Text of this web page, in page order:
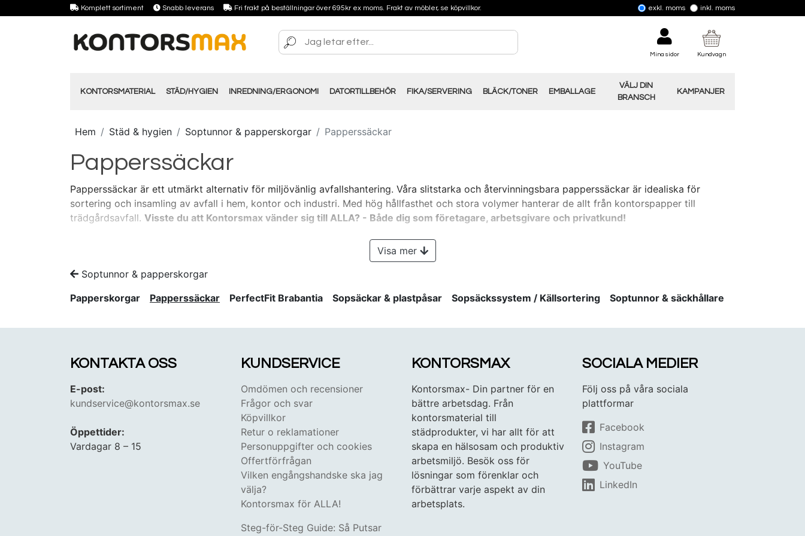
Komplett sortiment Snabb leverans Fri frakt på beställningar över 695kr ex moms. Frakt av möbler, se köpvillkor. exkl. moms inkl. moms
Mina sidor Kundvagn
KONTORSMATERIAL STÄD/HYGIEN INREDNING/ERGONOMI DATORTILLBEHÖR FIKA/SERVERING BLÄCK/TONER EMBALLAGE
VÄLJ DIN
BRANSCH
KAMPANJER
Hem Städ & hygien Soptunnor & papperskorgar Papperssäckar
Papperssäckar
Papperssäckar är ett utmärkt alternativ för miljövänlig avfallshantering. Våra slitstarka och återvinningsbara papperssäckar är idealiska för
sortering och insamling av avfall i hem, kontor och industri. Med hög hållfasthet och stora volymer hanterar de allt från kontorspapper till
trädgårdsavfall. Visste du att Kontorsmax vänder sig till ALLA? - Både dig som företagare, arbetsgivare och privatkund!
Visa mer
Soptunnor & papperskorgar
Papperskorgar
Papperssäckar PerfectFit Brabantia Sopsäckar & plastpåsar Sopsäckssystem / Källsortering Soptunnor & säckhållare
KONTAKTA OSS
E-post:
kundservice@kontorsmax.se
Öppettider:
Vardagar 8 – 15
KUNDSERVICE
Omdömen och recensioner
Frågor och svar
Köpvillkor
Retur o reklamationer
Personuppgifter och cookies
Offertförfrågan
Vilken engångshandske ska jag
välja?
Kontorsmax för ALLA!
Steg-för-Steg Guide: Så Putsar
KONTORSMAX
Kontorsmax- Din partner för en
bättre arbetsdag. Från
kontorsmaterial till
städprodukter, vi har allt för att
skapa en hälsosam och produktiv
arbetsmiljö. Besök oss för
lösningar som förenklar och
förbättrar varje aspekt av din
arbetsplats.
SOCIALA MEDIER
Följ oss på våra sociala
plattformar
Facebook
Instagram
YouTube
LinkedIn